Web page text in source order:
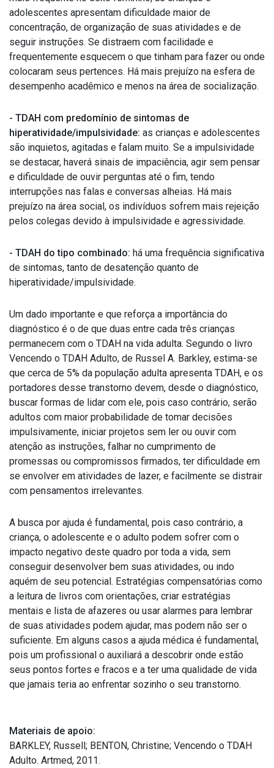
adolescentes apresentam dificuldade maior de
concentração, de organização de suas atividades e de
seguir instruções. Se distraem com facilidade e
frequentemente esquecem o que tinham para fazer ou onde
colocaram seus pertences. Há mais prejuízo na esfera de
desempenho acadêmico e menos na área de socialização.
- TDAH com predomínio de sintomas de
hiperatividade/impulsividade: as crianças e adolescentes
são inquietos, agitadas e falam muito. Se a impulsividade
se destacar, haverá sinais de impaciência, agir sem pensar
e dificuldade de ouvir perguntas até o fim, tendo
interrupções nas falas e conversas alheias. Há mais
prejuízo na área social, os indivíduos sofrem mais rejeição
pelos colegas devido à impulsividade e agressividade.
- TDAH do tipo combinado: há uma frequência significativa
de sintomas, tanto de desatenção quanto de
hiperatividade/impulsividade.
Um dado importante e que reforça a importância do
diagnóstico é o de que duas entre cada três crianças
permanecem com o TDAH na vida adulta. Segundo o livro
Vencendo o TDAH Adulto, de Russel A. Barkley, estima-se
que cerca de 5% da população adulta apresenta TDAH, e os
portadores desse transtorno devem, desde o diagnóstico,
buscar formas de lidar com ele, pois caso contrário, serão
adultos com maior probabilidade de tomar decisões
impulsivamente, iniciar projetos sem ler ou ouvir com
atenção as instruções, falhar no cumprimento de
promessas ou compromissos firmados, ter dificuldade em
se envolver em atividades de lazer, e facilmente se distrair
com pensamentos irrelevantes.
A busca por ajuda é fundamental, pois caso contrário, a
criança, o adolescente e o adulto podem sofrer com o
impacto negativo deste quadro por toda a vida, sem
conseguir desenvolver bem suas atividades, ou indo
aquém de seu potencial. Estratégias compensatórias como
a leitura de livros com orientações, criar estratégias
mentais e lista de afazeres ou usar alarmes para lembrar
de suas atividades podem ajudar, mas podem não ser o
suficiente. Em alguns casos a ajuda médica é fundamental,
pois um profissional o auxiliará a descobrir onde estão
seus pontos fortes e fracos e a ter uma qualidade de vida
que jamais teria ao enfrentar sozinho o seu transtorno.
Materiais de apoio:
BARKLEY, Russell; BENTON, Christine; Vencendo o TDAH
Adulto. Artmed, 2011.